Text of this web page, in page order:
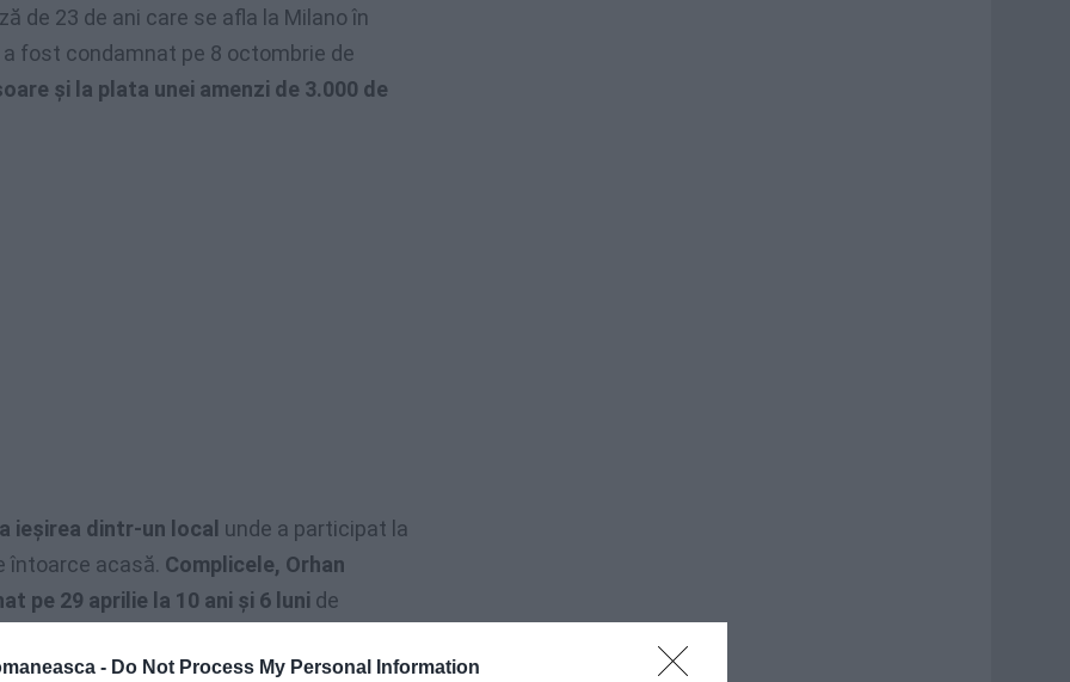
- Do Not Process My Personal Information
de 23 de ani care se afla la Milano în
fost condamnat pe 8 octombrie de
şi la plata unei amenzi de 3.000 de
ieşirea dintr-un local unde a participat la
întoarce acasă. Complicele, Orhan
pe 29 aprilie la 10 ani şi 6 luni de